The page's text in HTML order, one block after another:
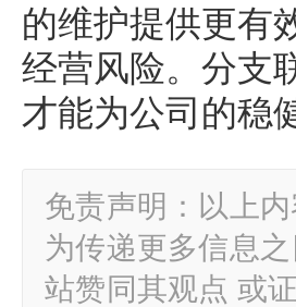
的维护提供更有
经营风险。分支
才能为公司的稳
免责声明：以上
为传递更多信息
站赞同其观点 或